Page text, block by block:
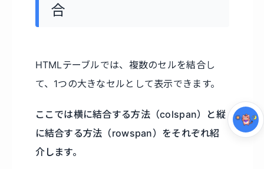
合
HTMLテーブルでは、複数のセルを結合し
て、1つの大きなセルとして表示できます。
ここでは横に結合する方法（colspan）と縦
に結合する方法（rowspan）をそれぞれ紹
介します。